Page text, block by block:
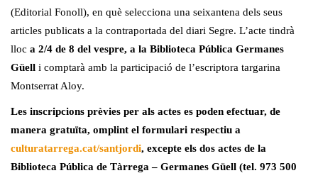
(Editorial Fonoll), en què selecciona una seixantena dels seus
articles publicats a la contraportada del diari Segre. L’acte tindrà
lloc a 2/4 de 8 del vespre, a la Biblioteca Pública Germanes
Güell i comptarà amb la participació de l’escriptora targarina
Montserrat Aloy.
Les inscripcions prèvies per als actes es poden efectuar, de
manera gratuïta, omplint el formulari respectiu a
culturatarrega.cat/santjordi, excepte els dos actes de la
Biblioteca Pública de Tàrrega – Germanes Güell (tel. 973 500